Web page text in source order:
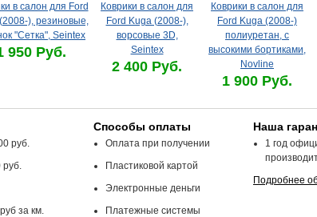
в салон для Ford
), резиновые,
"Сетка", Seintex
950 Руб.
Коврики в салон для
Ford Kuga (2008-),
ворсовые 3D,
Seintex
2 400 Руб.
Коврики в салон для
Ford Kuga (2008-)
полиуретан, с
высокими бортиками,
Novline
1 900 Руб.
руб.
руб.
за км.
Способы оплаты
Оплата при получении
Пластиковой картой
Электронные деньги
Платежные системы
Наша
1 год
Подробнее